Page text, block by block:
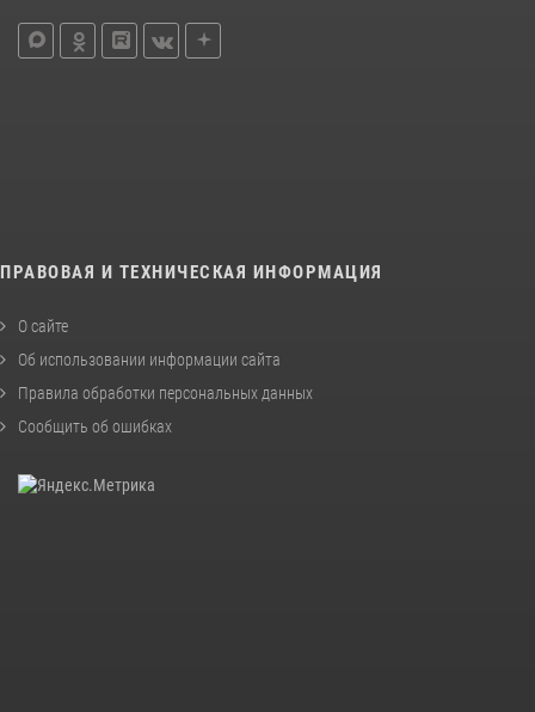
ПРАВОВАЯ И ТЕХНИЧЕСКАЯ ИНФОРМАЦИЯ
О сайте
Об использовании информации сайта
Правила обработки персональных данных
Сообщить об ошибках